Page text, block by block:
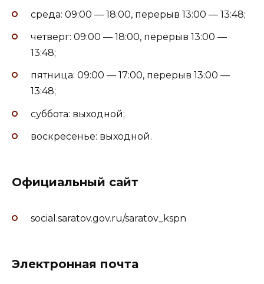
среда: 09:00 — 18:00, перерыв 13:00 — 13:48;
четверг: 09:00 — 18:00, перерыв 13:00 —
13:48;
пятница: 09:00 — 17:00, перерыв 13:00 —
13:48;
суббота: выходной;
воскресенье: выходной.
Официальный сайт
social.saratov.gov.ru/saratov_kspn
Электронная почта